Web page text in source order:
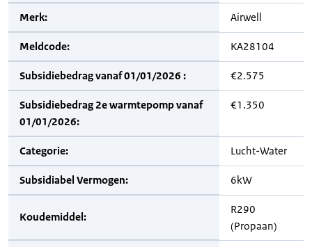
Merk: Airwell
Meldcode: KA28104
Subsidiebedrag vanaf 01/01/2026 : €2.575
Subsidiebedrag 2e warmtepomp vanaf
01/01/2026:
€1.350
Categorie: Lucht-Water
Subsidiabel Vermogen: 6kW
Koudemiddel:
R290
(Propaan)